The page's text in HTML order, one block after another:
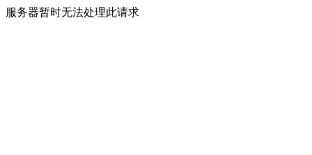
服务器暂时无法处理此请求